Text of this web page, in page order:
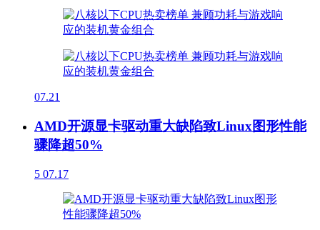
07.21
AMD开源显卡驱动重大缺陷致Linux图形性能
骤降超50%
5 07.17